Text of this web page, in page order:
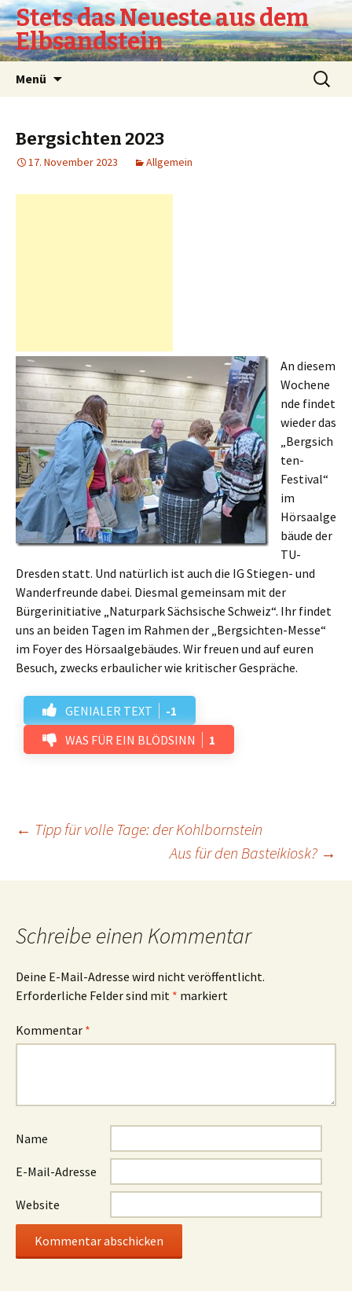
Stets das Neueste aus dem
Elbsandstein
Menü
Suchen
nach:
Bergsichten 2023
17. November 2023 Allgemein
An diesem
Wochene
nde findet
wieder das
„Bergsich
ten-
Festival“
im
Hörsaalge
bäude der
TU-
Dresden statt. Und natürlich ist auch die IG Stiegen- und
Wanderfreunde dabei. Diesmal gemeinsam mit der
Bürgerinitiative „Naturpark Sächsische Schweiz“. Ihr findet
uns an beiden Tagen im Rahmen der „Bergsichten-Messe“
im Foyer des Hörsaalgebäudes. Wir freuen und auf euren
Besuch, zwecks erbaulicher wie kritischer Gespräche.
GENIALER TEXT
-1
WAS FÜR EIN BLÖDSINN
1
Beitrags-
Navigation
← Tipp für volle Tage: der Kohlbornstein
Aus für den Basteikiosk? →
Schreibe einen Kommentar
Deine E-Mail-Adresse wird nicht veröffentlicht.
Erforderliche Felder sind mit * markiert
Kommentar *
Name
E-Mail-Adresse
Website